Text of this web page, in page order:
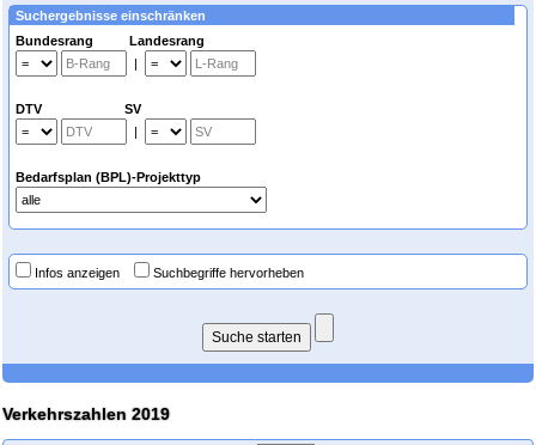
Suchergebnisse einschränken
Bundesrang Landesrang
|
DTV SV
|
Bedarfsplan (BPL)-Projekttyp
Infos anzeigen Suchbegriffe hervorheben
Verkehrszahlen 2019